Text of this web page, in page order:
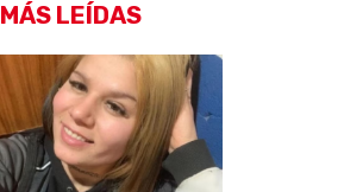
MÁS LEÍDAS